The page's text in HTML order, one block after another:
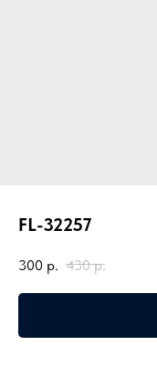
FL-32257
300 р. 430 р.